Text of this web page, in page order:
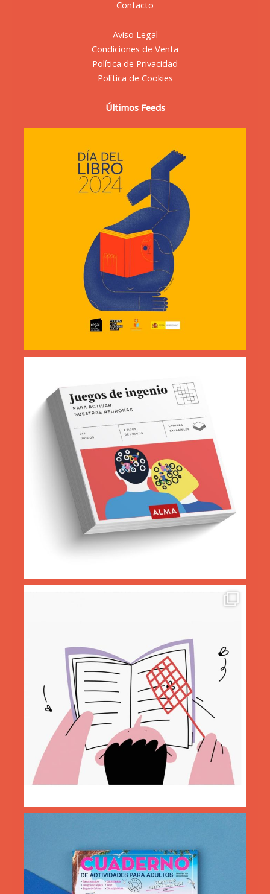
Contacto
Aviso Legal
Condiciones de Venta
Política de Privacidad
Política de Cookies
Últimos Feeds